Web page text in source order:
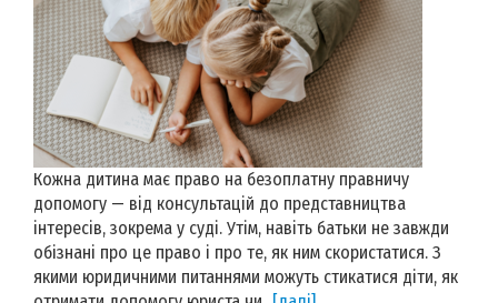
Кожна дитина має право на безоплатну правничу
допомогу — від консультацій до представництва
інтересів, зокрема у суді. Утім, навіть батьки не завжди
обізнані про це право і про те, як ним скористатися. З
якими юридичними питаннями можуть стикатися діти, як